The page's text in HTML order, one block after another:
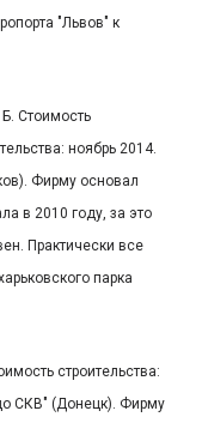
"Львов" к
Стоимость
ноябрь 2014.
Фирму основал
в 2010 году, за это
Практически все
парка
строительства:
СКВ" (Донецк). Фирму